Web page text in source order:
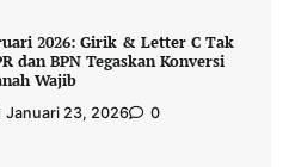
2026: Girik & Letter C Tak
dan BPN Tegaskan Konversi
Wajib
Januari 23, 2026 0